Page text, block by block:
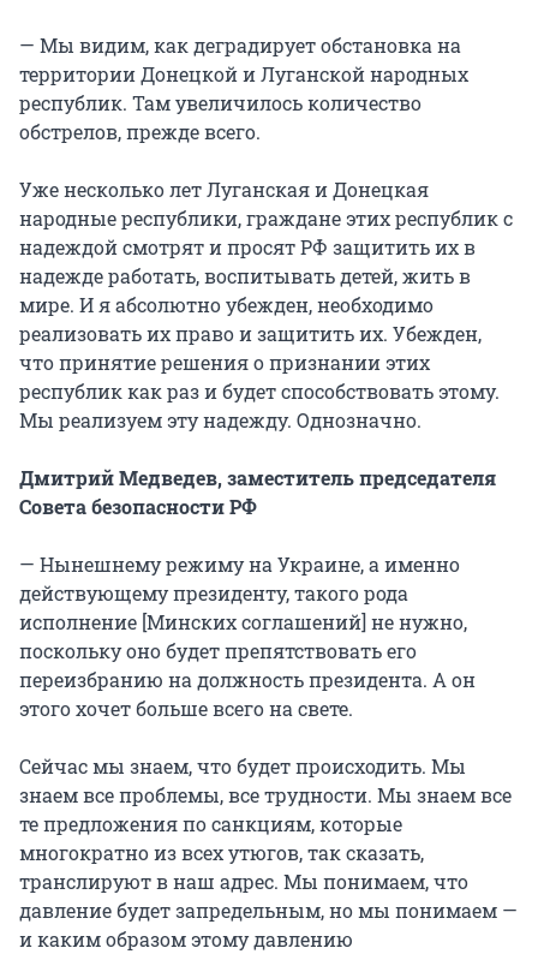
— Мы видим, как деградирует обстановка на
территории Донецкой и Луганской народных
республик. Там увеличилось количество
обстрелов, прежде всего.
Уже несколько лет Луганская и Донецкая
народные республики, граждане этих республик с
надеждой смотрят и просят РФ защитить их в
надежде работать, воспитывать детей, жить в
мире. И я абсолютно убежден, необходимо
реализовать их право и защитить их. Убежден,
что принятие решения о признании этих
республик как раз и будет способствовать этому.
Мы реализуем эту надежду. Однозначно.
Дмитрий Медведев, заместитель председателя
Совета безопасности РФ
— Нынешнему режиму на Украине, а именно
действующему президенту, такого рода
исполнение [Минских соглашений] не нужно,
поскольку оно будет препятствовать его
переизбранию на должность президента. А он
этого хочет больше всего на свете.
Сейчас мы знаем, что будет происходить. Мы
знаем все проблемы, все трудности. Мы знаем все
те предложения по санкциям, которые
многократно из всех утюгов, так сказать,
транслируют в наш адрес. Мы понимаем, что
давление будет запредельным, но мы понимаем —
и каким образом этому давлению